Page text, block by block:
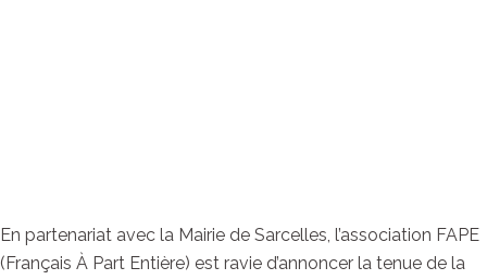
En partenariat avec la Mairie de Sarcelles, l’association FAPE
(Français À Part Entière) est ravie d’annoncer la tenue de la